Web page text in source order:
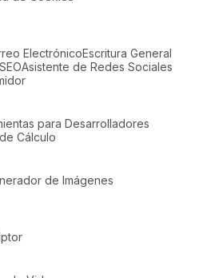
ElectrónicoEscritura General
SEOAsistente de Redes Sociales
para Desarrolladores
Cálculo
de Imágenes